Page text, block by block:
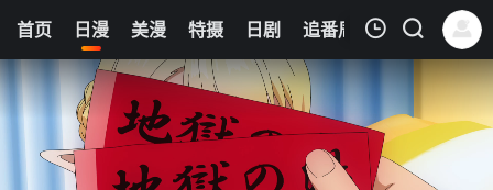
首页 日漫 美漫 特摄 日剧 追番周表 今日更新
0
我的观影记录
第03集
精灵小姐瘦不了
清空